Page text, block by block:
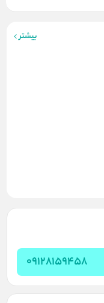
بیشتر
09128159458